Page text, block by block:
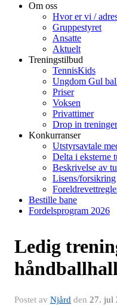
Om oss
Hvor er vi /
Gruppestyret
Ansatte
Aktuelt
Treningstilbud
TennisKids
Ungdom Gul
Priser
Voksen
Privattimer
Drop in treninger
Konkurranser
Utstyrsavtale
Delta i eksterne
Beskrivelse av
Lisens/forsikring
Bestille bane
Fordelsprogram 2026
Ledig
Postet av Njård den 27. jul